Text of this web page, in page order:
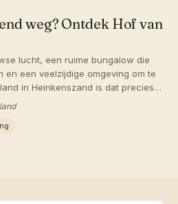
weg? Ontdek Hof van
lucht, een ruime bungalow die
en een veelzijdige omgeving om te
in Heinkenszand is dat precies
nu komt om te ontspannen of juist
ieder wat wils.